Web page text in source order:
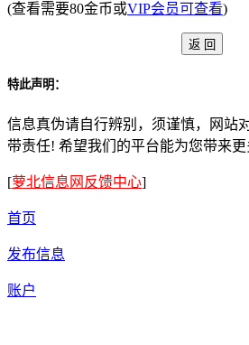
(查看需要80金币或VIP会员可查看)
特此声明：
信息真伪请自行辨别，须谨慎，网站
带责任! 希望我们的平台能为您带来更
[萝北信息网反馈中心]
首页
发布信息
账户